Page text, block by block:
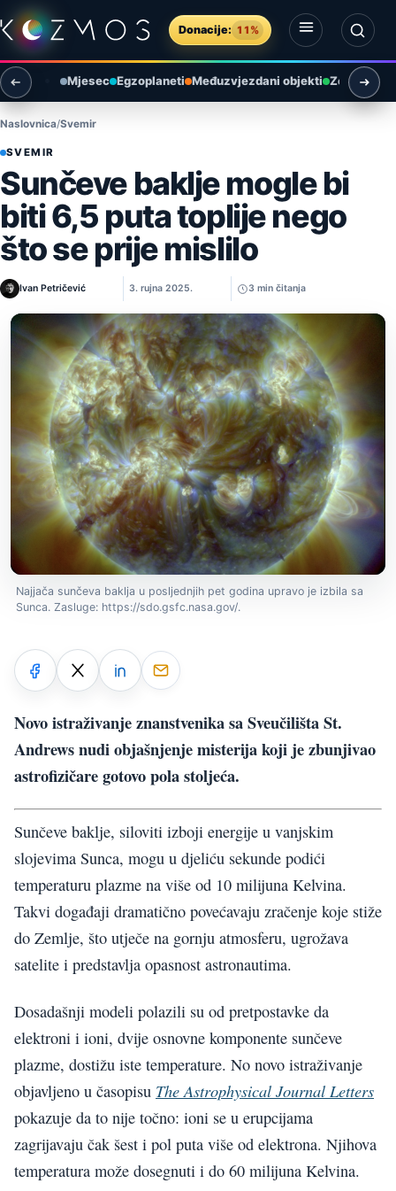
Preskoči na sadržaj
Donacije: 11%
Otvori izbornik
Otvori pretragu
Mjesec Egzoplaneti Međuzvjezdani objekti Zemlja i
Naslovnica Svemir
SVEMIR
Sunčeve baklje mogle bi
biti 6,5 puta toplije nego
što se prije mislilo
Ivan Petričević 3. rujna 2025. 3 min čitanja
Najjača sunčeva baklja u posljednjih pet godina upravo je izbila sa
Sunca. Zasluge: https://sdo.gsfc.nasa.gov/.
Novo istraživanje znanstvenika sa Sveučilišta St.
Andrews nudi objašnjenje misterija koji je zbunjivao
astrofizičare gotovo pola stoljeća.
Sunčeve baklje, siloviti izboji energije u vanjskim
slojevima Sunca, mogu u djeliću sekunde podići
temperaturu plazme na više od 10 milijuna Kelvina.
Takvi događaji dramatično povećavaju zračenje koje stiže
do Zemlje, što utječe na gornju atmosferu, ugrožava
satelite i predstavlja opasnost astronautima.
Dosadašnji modeli polazili su od pretpostavke da
elektroni i ioni, dvije osnovne komponente sunčeve
plazme, dostižu iste temperature. No novo istraživanje
objavljeno u časopisu The Astrophysical Journal Letters
pokazuje da to nije točno: ioni se u erupcijama
zagrijavaju čak šest i pol puta više od elektrona. Njihova
temperatura može dosegnuti i do 60 milijuna Kelvina.